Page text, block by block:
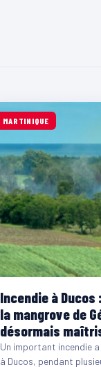
MARTINIQUE
Incendie à Ducos
la mangrove de
désormais
Un important incendie
à Ducos, pendant